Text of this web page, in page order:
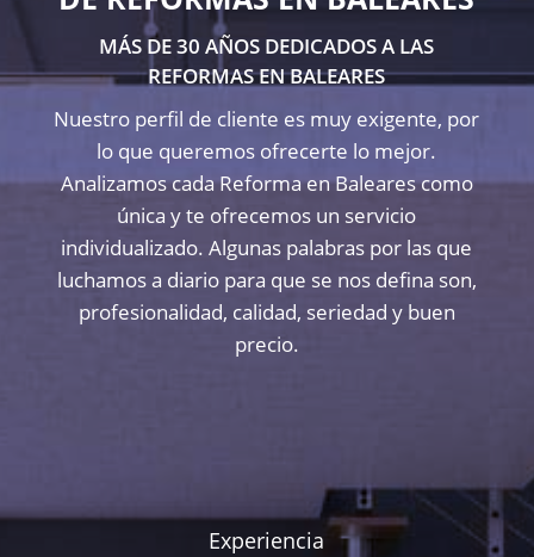
MÁS DE 30 AÑOS DEDICADOS A LAS
REFORMAS EN BALEARES
Nuestro perfil de cliente es muy exigente, por
lo que queremos ofrecerte lo mejor.
Analizamos cada Reforma en Baleares como
única y te ofrecemos un servicio
individualizado. Algunas palabras por las que
luchamos a diario para que se nos defina son,
profesionalidad, calidad, seriedad y buen
precio.
Experiencia